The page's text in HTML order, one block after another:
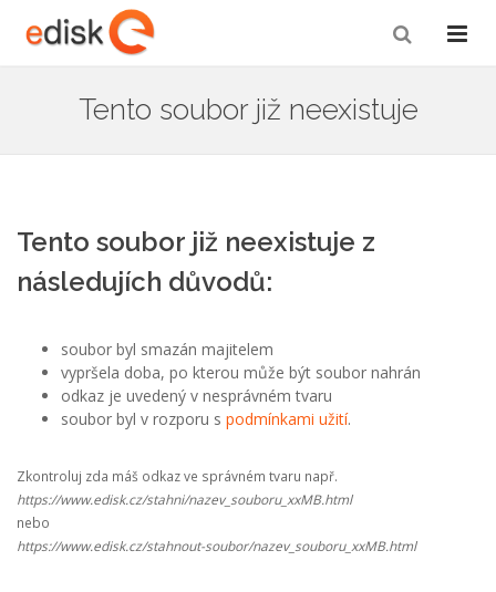
Tento soubor již neexistuje
Tento soubor již neexistuje z
následujích důvodů:
soubor byl smazán majitelem
vypršela doba, po kterou může být soubor nahrán
odkaz je uvedený v nesprávném tvaru
soubor byl v rozporu s podmínkami užití.
Zkontroluj zda máš odkaz ve správném tvaru např.
https://www.edisk.cz/stahni/nazev_souboru_xxMB.html
nebo
https://www.edisk.cz/stahnout-soubor/nazev_souboru_xxMB.html